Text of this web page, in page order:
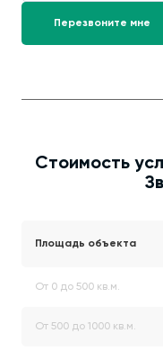
Стоимость
Площадь объекта
От 0 до 500 кв.м.
От 500 до 1000 кв.м.